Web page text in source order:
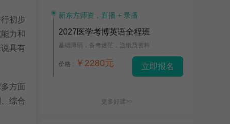
初步
力和
具有
方面
综合
新东方师资，直播 + 录播
2027医学考博英语全程班
基础薄弱，备考迷茫，送纸质资料
价格 : ￥2280元 立即报名
更多好课>>